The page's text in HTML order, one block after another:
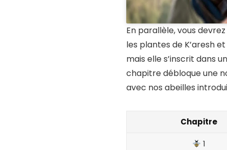
En parallèle, vous
les plantes de K’aresh
mais elle s’inscrit dans
chapitre débloque une
avec nos abeilles
Chapitre
1